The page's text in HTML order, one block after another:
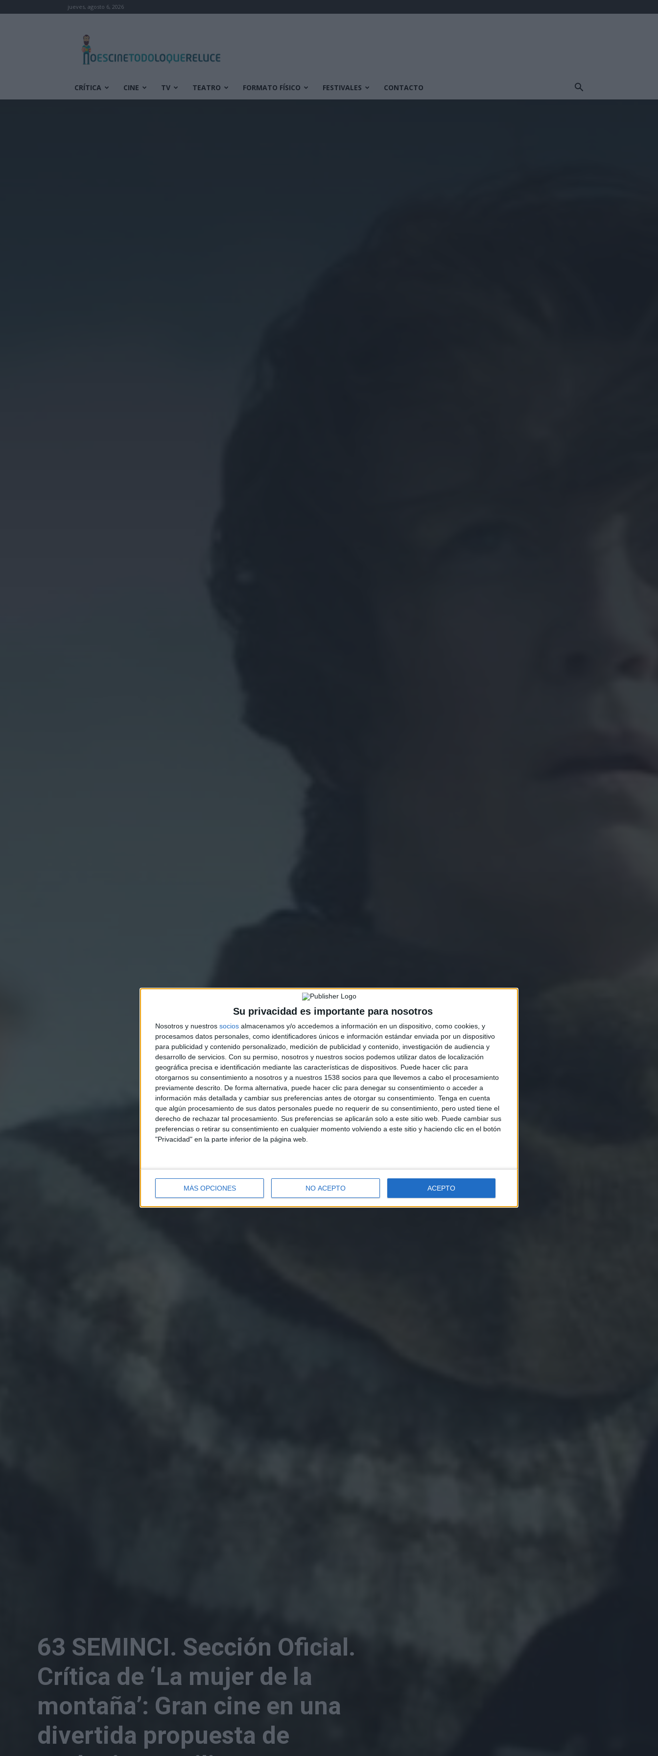
Su privacidad es importante para nosotros
Nosotros y nuestros socios almacenamos y/o accedemos a información en un dispositivo, como cookies, y
procesamos datos personales, como identificadores únicos e información estándar enviada por un dispositivo
para publicidad y contenido personalizado, medición de publicidad y contenido, investigación de audiencia y
desarrollo de servicios. Con su permiso, nosotros y nuestros socios podemos utilizar datos de localización
geográfica precisa e identificación mediante las características de dispositivos. Puede hacer clic para
otorgarnos su consentimiento a nosotros y a nuestros 1538 socios para que llevemos a cabo el procesamiento
previamente descrito. De forma alternativa, puede hacer clic para denegar su consentimiento o acceder a
información más detallada y cambiar sus preferencias antes de otorgar su consentimiento. Tenga en cuenta
que algún procesamiento de sus datos personales puede no requerir de su consentimiento, pero usted tiene el
derecho de rechazar tal procesamiento. Sus preferencias se aplicarán solo a este sitio web. Puede cambiar sus
preferencias o retirar su consentimiento en cualquier momento volviendo a este sitio y haciendo clic en el botón
"Privacidad" en la parte inferior de la página web.
MÁS OPCIONES NO ACEPTO ACEPTO
jueves, agosto 6, 2026
cine
todo
que
CRÍTICA CINE TV TEATRO FORMATO FÍSICO FESTIVALES CONTACTO
63 SEMINCI. Sección Oficial.
Crítica de ‘La mujer de la
montaña’: Gran cine en una
divertida propuesta de